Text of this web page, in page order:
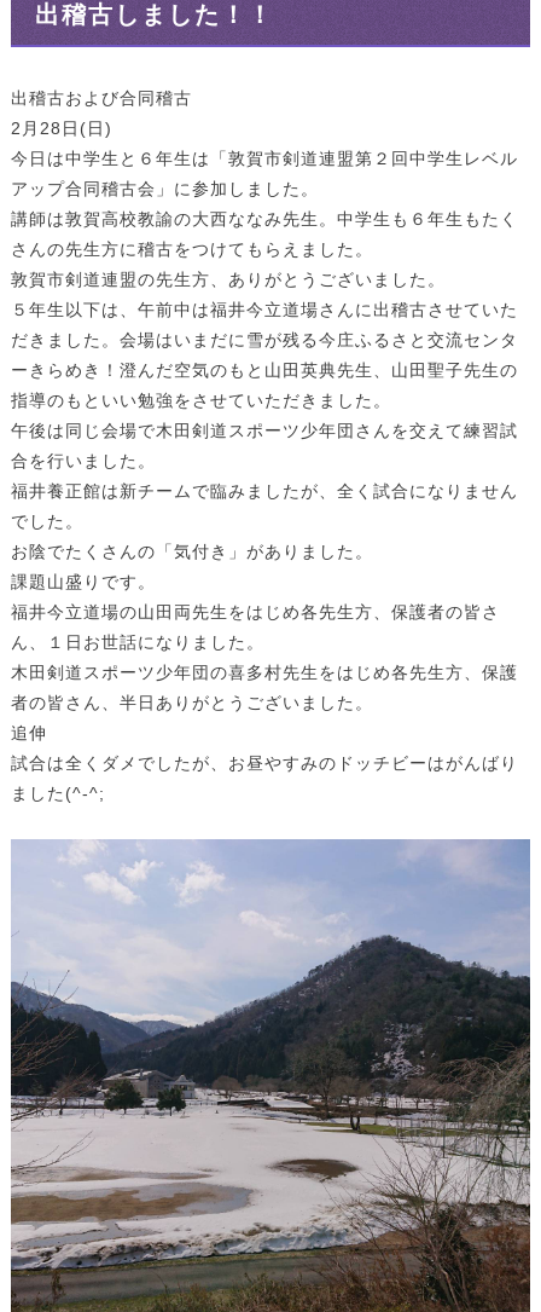
出稽古しました！！
出稽古および合同稽古
2月28日(日)
今日は中学生と６年生は「敦賀市剣道連盟第２回中学生レベル
アップ合同稽古会」に参加しました。
講師は敦賀高校教諭の大西ななみ先生。中学生も６年生もたく
さんの先生方に稽古をつけてもらえました。
敦賀市剣道連盟の先生方、ありがとうございました。
５年生以下は、午前中は福井今立道場さんに出稽古させていた
だきました。会場はいまだに雪が残る今庄ふるさと交流センタ
ーきらめき！澄んだ空気のもと山田英典先生、山田聖子先生の
指導のもといい勉強をさせていただきました。
午後は同じ会場で木田剣道スポーツ少年団さんを交えて練習試
合を行いました。
福井養正館は新チームで臨みましたが、全く試合になりません
でした。
お陰でたくさんの「気付き」がありました。
課題山盛りです。
福井今立道場の山田両先生をはじめ各先生方、保護者の皆さ
ん、１日お世話になりました。
木田剣道スポーツ少年団の喜多村先生をはじめ各先生方、保護
者の皆さん、半日ありがとうございました。
追伸
試合は全くダメでしたが、お昼やすみのドッチビーはがんばり
ました(^-^;